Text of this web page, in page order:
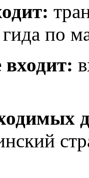
по
входит: